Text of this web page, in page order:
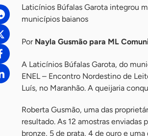
Laticínios Búfalas Garota integrou
municípios baianos
Por Nayla Gusmão para ML
A Laticínios Búfalas Garota, do
ENEL – Encontro Nordestino de
Luís, no Maranhão. A queijaria
Roberta Gusmão, uma das
resultado. As 12 amostras
bronze, 5 de prata, 4 de ouro e